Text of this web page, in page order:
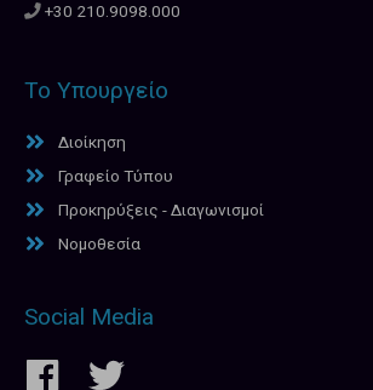
+30 210.9098.000
Το Υπουργείο
Διοίκηση
Γραφείο Τύπου
Προκηρύξεις - Διαγωνισμοί
Νομοθεσία
Social Media